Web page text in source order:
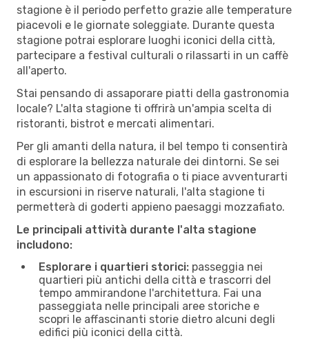
stagione è il periodo perfetto grazie alle temperature
piacevoli e le giornate soleggiate. Durante questa
stagione potrai esplorare luoghi iconici della città,
partecipare a festival culturali o rilassarti in un caffè
all'aperto.
Stai pensando di assaporare piatti della gastronomia
locale? L'alta stagione ti offrirà un'ampia scelta di
ristoranti, bistrot e mercati alimentari.
Per gli amanti della natura, il bel tempo ti consentirà
di esplorare la bellezza naturale dei dintorni. Se sei
un appassionato di fotografia o ti piace avventurarti
in escursioni in riserve naturali, l'alta stagione ti
permetterà di goderti appieno paesaggi mozzafiato.
Le principali attività durante l'alta stagione
includono:
Esplorare i quartieri storici: passeggia nei
quartieri più antichi della città e trascorri del
tempo ammirandone l'architettura. Fai una
passeggiata nelle principali aree storiche e
scopri le affascinanti storie dietro alcuni degli
edifici più iconici della città.